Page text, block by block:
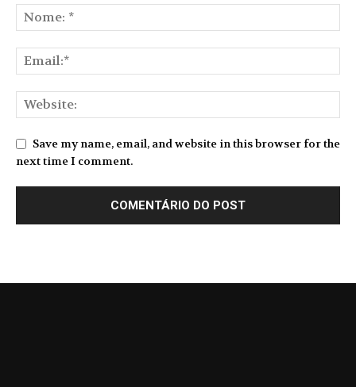
Save my name, email, and website in this browser for the
next time I comment.